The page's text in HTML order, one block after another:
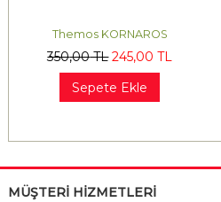
Themos KORNAROS
350,00TL 245,00 TL
Sepete Ekle
MÜŞTERİ HİZMETLERİ